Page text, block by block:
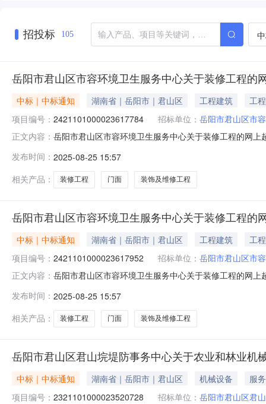
招投标 105
岳阳市君山区市容环境卫生服务中心关于装修工程的
中标｜中标通知 湖南省｜岳阳市｜君山区 工程建筑
工程
项目编号： 2421101000023617784 招标单位： 岳阳市君山区市
正文内容： 岳阳市君山区市容环境卫生服务中心关于装修工程的网
码:430611项目所在行政区划名称:湖南省岳阳市君山区
发布时间： 2025-08-25 15:57
相关产品：
装修工程 门面 装饰及维修工程
岳阳市君山区市容环境卫生服务中心关于装修工程的
中标｜中标通知 湖南省｜岳阳市｜君山区 工程建筑
工程
项目编号： 2421101000023617952 招标单位： 岳阳市君山区市
正文内容： 岳阳市君山区市容环境卫生服务中心关于装修工程的网
码:430611项目所在行政区划名称:湖南省岳阳市君山区
发布时间： 2025-08-25 15:57
相关产品：
装修工程 门面 装饰及维修工程
岳阳市君山区君山垸堤防事务中心关于农业和林业
中标｜中标通知 湖南省｜岳阳市｜君山区 机械设备
服务
项目编号： 2321101000023520728 招标单位： 岳阳市君山区君